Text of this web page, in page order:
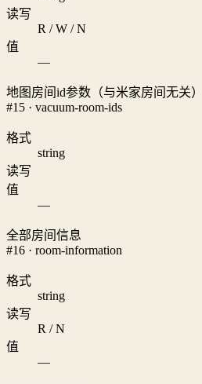
读写
R / W / N
值
—
地图房间id参数（与米家房间无关）
#15 · vacuum-room-ids
格式
string
读写
值
—
全部房间信息
#16 · room-information
格式
string
读写
R / N
值
—